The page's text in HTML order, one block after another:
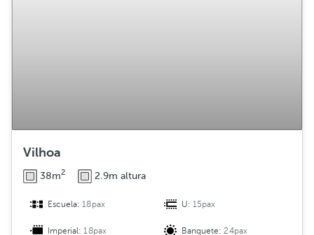
Vilhoa
38m2 2.9m altura
Escuela:18pax U:15pax
Imperial:18pax Banquete:24pax